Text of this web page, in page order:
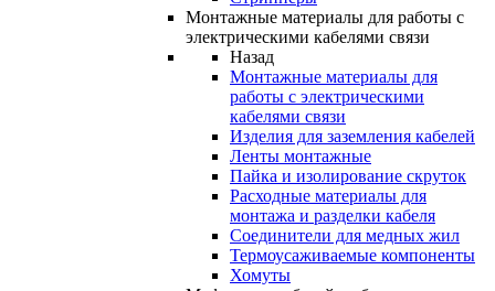
Монтажные материалы для работы с
электрическими кабелями связи
Назад
Монтажные материалы для
работы с электрическими
кабелями связи
Изделия для заземления кабелей
Ленты монтажные
Пайка и изолирование скруток
Расходные материалы для
монтажа и разделки кабеля
Соединители для медных жил
Термоусаживаемые компоненты
Хомуты